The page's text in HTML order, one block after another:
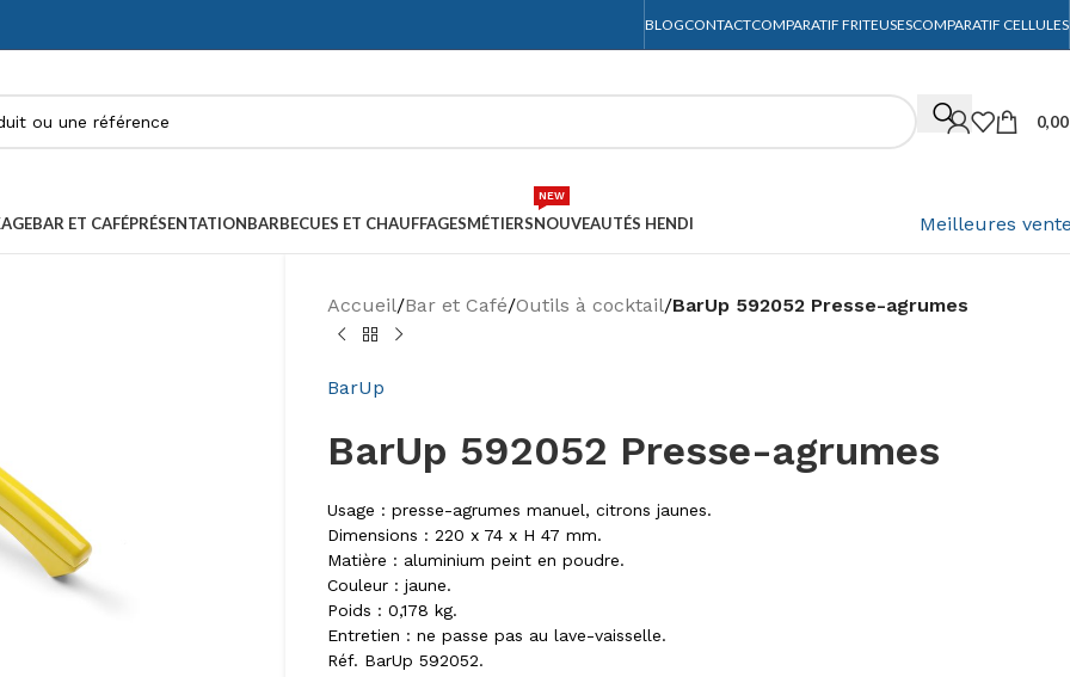
BLOGCONTACTCOMPARATIF FRITEUSESCOMPARATIF CELLULES
BAR ET CAFÉPRÉSENTATIONBARBECUES ET CHAUFFAGESMÉTIERSNOUVEAUTÉS HENDI
NEW
Meilleures
Accueil/Bar et Café/Outils à cocktail/BarUp 592052 Presse-agrumes
BarUp
BarUp 592052 Presse-agrumes
Usage : presse-agrumes manuel, citrons jaunes.
Dimensions : 220 x 74 x H 47 mm.
Matière : aluminium peint en poudre.
Couleur : jaune.
Poids : 0,178 kg.
Entretien : ne passe pas au lave-vaisselle.
Réf. BarUp 592052.